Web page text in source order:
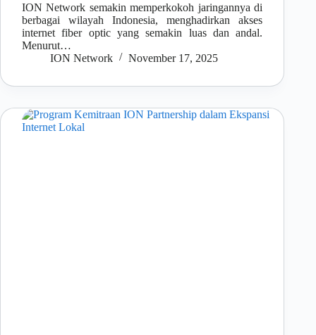
ION Network semakin memperkokoh jaringannya di
berbagai wilayah Indonesia, menghadirkan akses
internet fiber optic yang semakin luas dan andal.
Menurut…
ION Network
November 17, 2025